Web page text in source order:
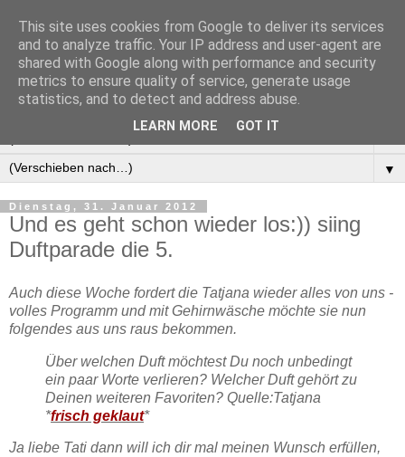
Manus Testwelt, alles
außer langweilig
▼
Dienstag, 31. Januar 2012
Und es geht schon wieder los:)) siing
Duftparade die 5.
Auch diese Woche fordert die Tatjana wieder alles von uns -
volles Programm und mit Gehirnwäsche möchte sie nun
folgendes aus uns raus bekommen.
Über welchen Duft möchtest Du noch unbedingt
ein paar Worte verlieren? Welcher Duft gehört zu
Deinen weiteren Favoriten? Quelle:Tatjana
*frisch geklaut*
Ja liebe Tati dann will ich dir mal meinen Wunsch erfüllen,
This site uses cookies from Google to deliver its services
and to analyze traffic. Your IP address and user-agent are
shared with Google along with performance and security
metrics to ensure quality of service, generate usage
statistics, and to detect and address abuse.
LEARN MORE GOT IT